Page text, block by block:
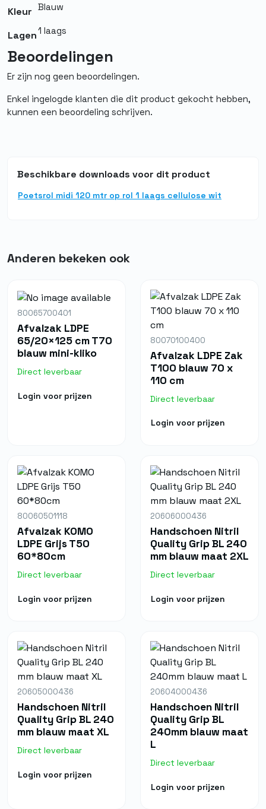
Aantal lagen
Materiaal
Kleur Blauw
Lagen1 laags
Beoordelingen
Er zijn nog geen beoordelingen.
Enkel ingelogde klanten die dit product gekocht hebben,
kunnen een beoordeling schrijven.
Beschikbare downloads voor dit product
Poetsrol midi 120 mtr op rol 1 laags cellulose wit
Anderen bekeken ook
80065700401
Afvalzak LDPE
65/20×125 cm T70
blauw mini-kliko
Direct leverbaar
Login voor prijzen
80070100400
Afvalzak LDPE Zak
T100 blauw 70 x
110 cm
Direct leverbaar
Login voor prijzen
80060501118
Afvalzak KOMO
LDPE Grijs T50
60*80cm
Direct leverbaar
Login voor prijzen
20606000436
Handschoen Nitril
Quality Grip BL 240
mm blauw maat 2XL
Direct leverbaar
Login voor prijzen
20605000436
Handschoen Nitril
Quality Grip BL 240
mm blauw maat XL
Direct leverbaar
Login voor prijzen
20604000436
Handschoen Nitril
Quality Grip BL
240mm blauw maat
L
Direct leverbaar
Login voor prijzen